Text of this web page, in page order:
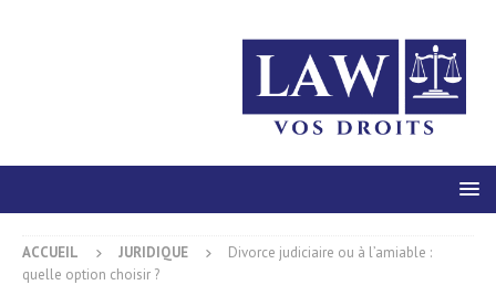
ACCUEIL JURIDIQUE
Divorce judiciaire ou à l’amiable :
quelle option choisir ?